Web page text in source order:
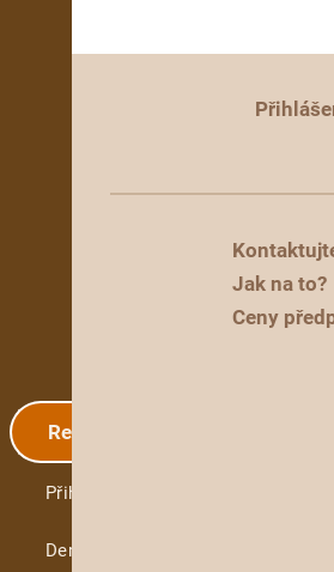
Registrace
Přihlášení
Demo
Jak na to?
Ceny